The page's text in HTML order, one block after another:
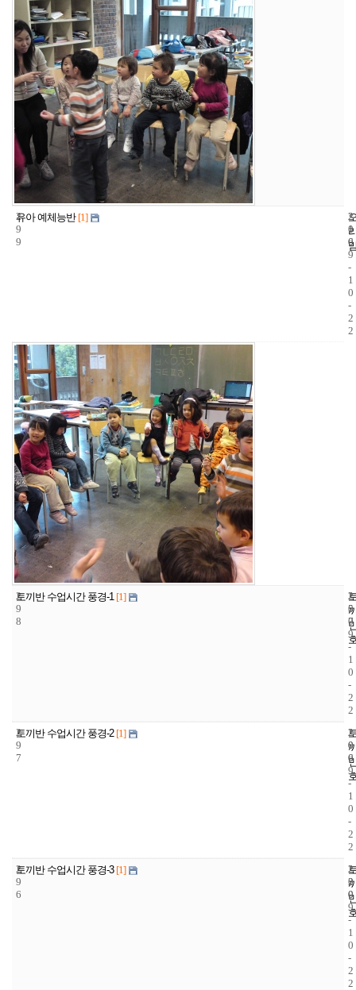
2
9
9
유아 예체능반 [1]
2
1
6
2
0
0
9
-
1
0
-
2
2
2
9
8
토끼반 수업시간 풍경-1 [1]
2
5
7
2
0
0
9
-
1
0
-
2
2
2
9
7
토끼반 수업시간 풍경-2 [1]
2
0
6
2
0
0
9
-
1
0
-
2
2
2
9
6
토끼반 수업시간 풍경-3 [1]
2
2
0
2
0
0
9
-
1
0
-
2
2